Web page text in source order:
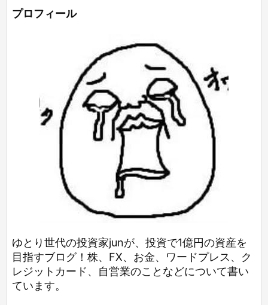
プロフィール
ゆとり世代の投資家junが、投資で1億円の資産を
目指すブログ！株、FX、お金、ワードプレス、ク
レジットカード、自営業のことなどについて書い
ています。